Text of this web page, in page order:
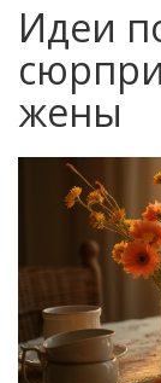
Идеи
жены